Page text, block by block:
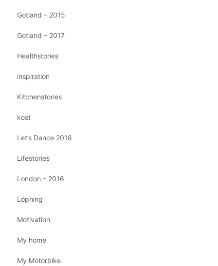
Gotland – 2015
Gotland – 2017
Healthstories
inspiration
Kitchenstories
kost
Let’s Dance 2018
Lifestories
London – 2016
Löpning
Motivation
My home
My Motorbike